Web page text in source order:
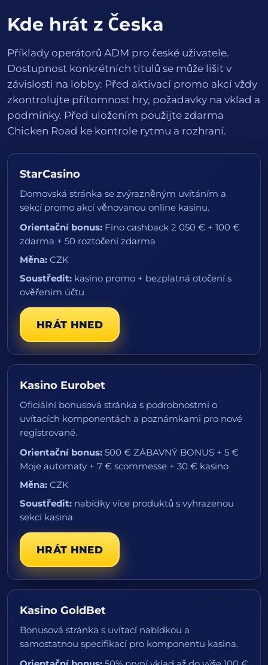
Kde hrát z Česka
Příklady operátorů ADM pro české uživatele.
Dostupnost konkrétních titulů se může lišit v
závislosti na lobby: Před aktivací promo akcí vždy
zkontrolujte přítomnost hry, požadavky na vklad a
podmínky. Před uložením použijte zdarma
Chicken Road ke kontrole rytmu a rozhraní.
StarCasino
Domovská stránka se zvýrazněným uvítáním a
sekcí promo akcí věnovanou online kasinu.
Orientační bonus: Fino cashback 2 050 € + 100 €
zdarma + 50 roztočení zdarma
Měna: CZK
Soustředit: kasino promo + bezplatná otočení s
ověřením účtu
HRÁT HNED
Kasino Eurobet
Oficiální bonusová stránka s podrobnostmi o
uvítacích komponentách a poznámkami pro nové
registrované.
Orientační bonus: 500 € ZÁBAVNÝ BONUS + 5 €
Moje automaty + 7 € scommesse + 30 € kasino
Měna: CZK
Soustředit: nabídky více produktů s vyhrazenou
sekcí kasina
HRÁT HNED
Kasino GoldBet
Bonusová stránka s uvítací nabídkou a
samostatnou specifikací pro komponentu kasina.